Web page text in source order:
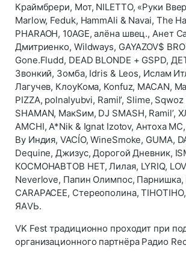
Краймбрери, Мот, NILETTO, «Руки
Marlow, Feduk, HammAli & Navai, The
PHARAOH, 10AGE, алёна швец., Анет
Дмитриенко, Wildways, GAYAZOV$
Gone.Fludd, DEAD BLONDE + GSPD,
Звонкий, Зомба, Idris & Leos, Ислам
Лагучев, КлоуКома, Konfuz, MACAN,
PIZZA, polnalyubvi, Ramil’, Slime, Sqwoz
SHAMAN, МакSим, DJ SMASH, Ramil’,
AMCHI, A*Nik & Ignat Izotov, Антоха
By Индия, VACÍO, WineSmoke, GUMA,
Dequine, Джизус, Дорогой Дневник,
КОСМОНАВТОВ НЕТ, Лилая, LYRIQ,
Neverlove, Папин Олимпос,
CARAPACEE, Стереополина,
ЯАVЬ.
VK Fest традиционно проходит при
организационного партнёра Радио